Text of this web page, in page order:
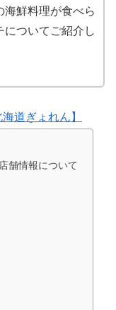
海鮮料理が食べら
についてご紹介し
道ぎょれん】
舗情報について